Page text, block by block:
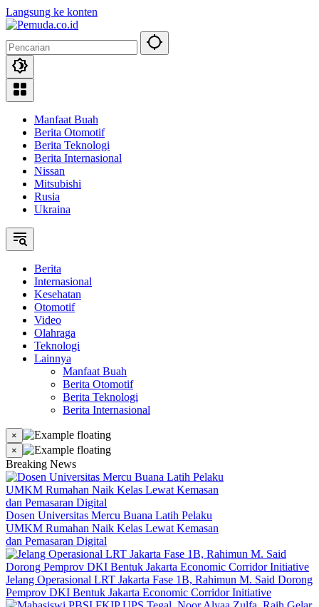
Langsung ke konten
Manfaat Buah
Berita Otomotif
Berita Teknologi
Berita Internasional
Nissan
Mitsubishi
Rusia
Ukraina
Berita
Internasional
Kesehatan
Otomotif
Video
Olahraga
Teknologi
Lainnya
Manfaat Buah
Berita Otomotif
Berita Teknologi
Berita Internasional
×
×
Breaking News
Dosen Universitas Mercu Buana Latih Pelaku
UMKM Rumahan Naik Kelas Lewat Kemasan
dan Pemasaran Digital
Jelang Operasional LRT Jakarta Fase 1B, Rahimun M. Said Dorong
Pemprov DKI Bentuk Jakarta Economic Corridor Initiative